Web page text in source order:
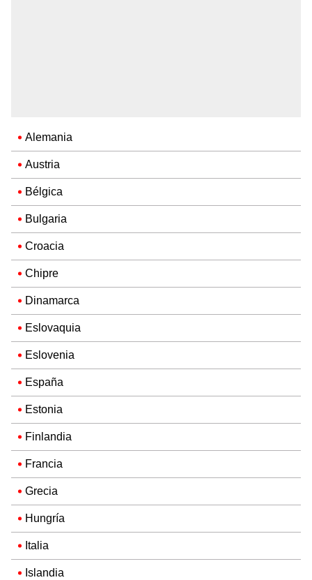
Alemania
Austria
Bélgica
Bulgaria
Croacia
Chipre
Dinamarca
Eslovaquia
Eslovenia
España
Estonia
Finlandia
Francia
Grecia
Hungría
Italia
Islandia